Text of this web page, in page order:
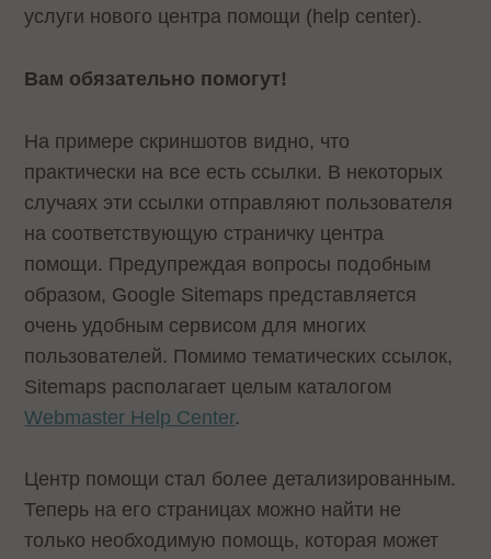
услуги нового центра помощи (help center).
Вам обязательно помогут!
На примере скриншотов видно, что
практически на все есть ссылки. В некоторых
случаях эти ссылки отправляют пользователя
на соответствующую страничку центра
помощи. Предупреждая вопросы подобным
образом, Google Sitemaps представляется
очень удобным сервисом для многих
пользователей. Помимо тематических ссылок,
Sitemaps располагает целым каталогом
Webmaster Help Center.
Центр помощи стал более детализированным.
Теперь на его страницах можно найти не
только необходимую помощь, которая может